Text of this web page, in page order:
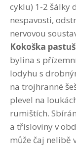
cyklu) 1-2 šálky
nespavosti,
nervovou
Kokoška
bylina s
lodyhu s
na trojhranné
plevel na
rumištích.
a třísloviny v
může čaj nelibě